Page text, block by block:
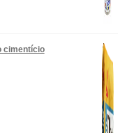
cimentício